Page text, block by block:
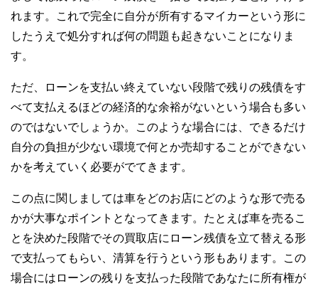
れます。これで完全に自分が所有するマイカーという形に
したうえで処分すれば何の問題も起きないことになりま
す。
ただ、ローンを支払い終えていない段階で残りの残債をす
べて支払えるほどの経済的な余裕がないという場合も多い
のではないでしょうか。このような場合には、できるだけ
自分の負担が少ない環境で何とか売却することができない
かを考えていく必要がでてきます。
この点に関しましては車をどのお店にどのような形で売る
かが大事なポイントとなってきます。たとえば車を売るこ
とを決めた段階でその買取店にローン残債を立て替える形
で支払ってもらい、清算を行うという形もあります。この
場合にはローンの残りを支払った段階であなたに所有権が